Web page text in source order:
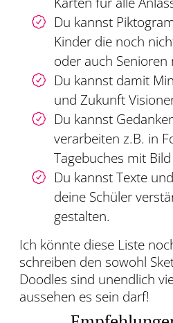
Du kannst
Kinder die noch
oder auch Senioren
Du kannst damit
und Zukunft
Du kannst
verarbeiten z.B. in
Tagebuches mit
Du kannst Texte
deine Schüler
gestalten.
Ich könnte diese Liste
schreiben den sowohl
Doodles sind unendlich
aussehen es sein darf!